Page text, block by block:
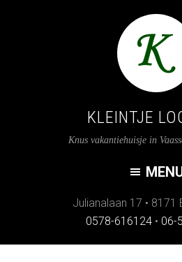
KLEINTJE
Knus vakantiehuisje in
Julianalaan 17 • 8171
0578-616124 • 06-